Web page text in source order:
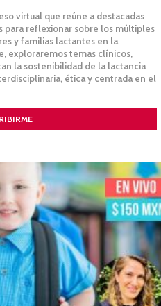
virtual que reúne a destacadas
para reflexionar sobre los múltiples
y familias lactantes en la
exploraremos temas clínicos,
la sostenibilidad de la lactancia
ética y centrada en el